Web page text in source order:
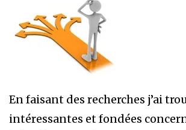
En faisant des recherches j’ai
intéressantes et fondées